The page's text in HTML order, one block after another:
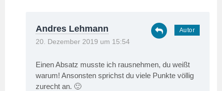
Andres Lehmann
20. Dezember 2019 um 15:54
Einen Absatz musste ich rausnehmen, du weißt
warum! Ansonsten sprichst du viele Punkte völlig
zurecht an. 🙂